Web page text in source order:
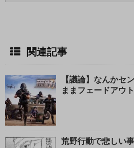
関連記事
【議論】なんかセ
ままフェードアウ
荒野行動で悲しい